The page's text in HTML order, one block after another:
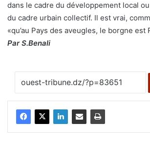
dans le cadre du développement local
du cadre urbain collectif. Il est vrai,
«qu’au Pays des aveugles, le borgne est
Par S.Benali